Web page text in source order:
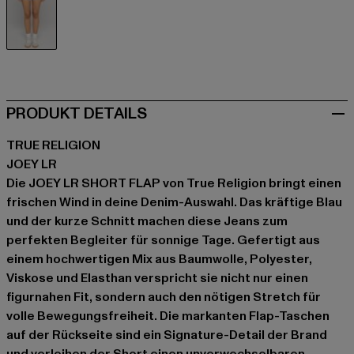
PRODUKT DETAILS
TRUE RELIGION
JOEY LR
Die JOEY LR SHORT FLAP von True Religion bringt einen
frischen Wind in deine Denim-Auswahl. Das kräftige Blau
und der kurze Schnitt machen diese Jeans zum
perfekten Begleiter für sonnige Tage. Gefertigt aus
einem hochwertigen Mix aus Baumwolle, Polyester,
Viskose und Elasthan verspricht sie nicht nur einen
figurnahen Fit, sondern auch den nötigen Stretch für
volle Bewegungsfreiheit. Die markanten Flap-Taschen
auf der Rückseite sind ein Signature-Detail der Brand